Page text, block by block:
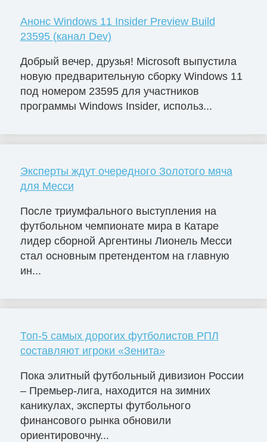
Анонс Windows 11 Insider Preview Build
23595 (канал Dev)
Добрый вечер, друзья! Microsoft выпустила
новую предварительную сборку Windows 11
под номером 23595 для участников
программы Windows Insider, использ...
Эксперты ждут очередного Золотого мяча
для Месси
После триумфального выступления на
футбольном чемпионате мира в Катаре
лидер сборной Аргентины Лионель Месси
стал основным претендентом на главную
ин...
Топ-5 самых дорогих футболистов РПЛ
составляют игроки «Зенита»
Пока элитный футбольный дивизион России
– Премьер-лига, находится на зимних
каникулах, эксперты футбольного
финансового рынка обновили
ориентировочну...